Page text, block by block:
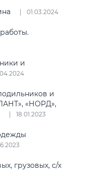
01.03.2024
и
и
«НОРД»,
18.01.2023
грузовых, с/х